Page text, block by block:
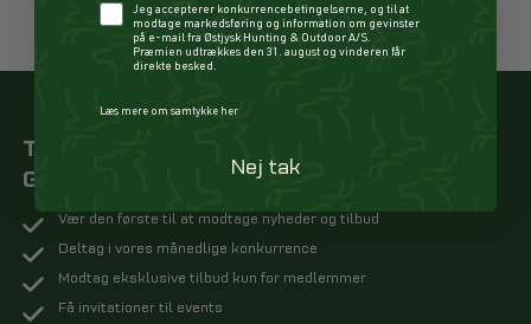
TILMELD DIG
GRATIS KUNDEKLUBBEN
Vær den første til at modtage nyheder og tilbud
Deltag i vores månedlige konkurrence
Modtag eksklusive tilbud kun for medlemmer
Få invitationer til events
CheckboxJeg accepterer konkurrencebetingelserne, og til at
modtage markedsføring og information om gevinster
på e-mail fra Østjysk Hunting & Outdoor A/S.
Præmien udtrækkes den 31. august og vinderen får
direkte besked.
Læs mere om samtykke her
Nej tak